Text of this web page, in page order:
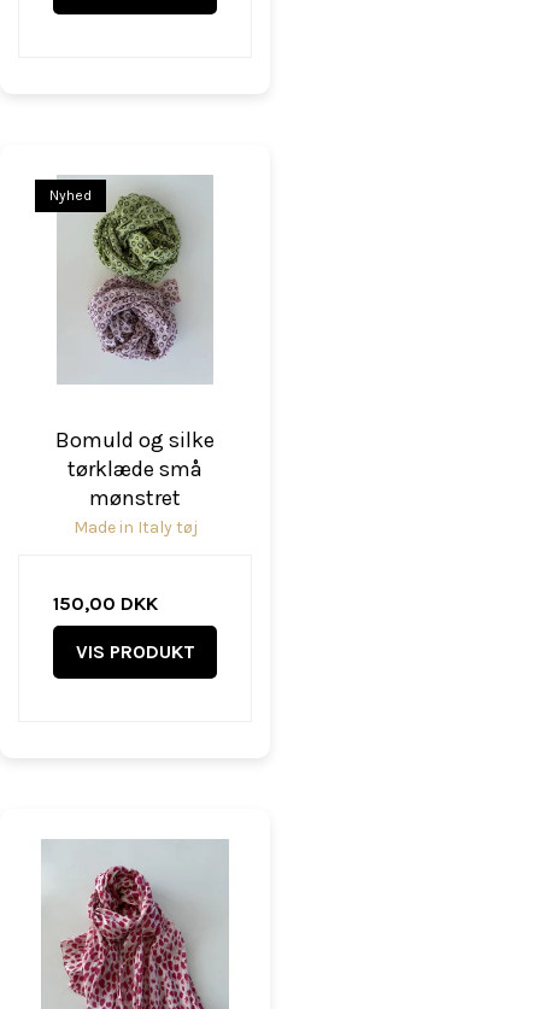
Nyhed
Bomuld og silke
tørklæde små
mønstret
Made in Italy tøj
150,00 DKK
VIS PRODUKT